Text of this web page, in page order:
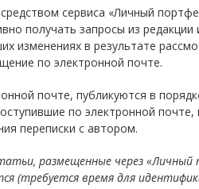
сервиса «Личный
получать запросы из
изменениях в результате
по электронной почте.
почте, публикуются в
по электронной
переписки с автором.
размещенные через
(требуется время для